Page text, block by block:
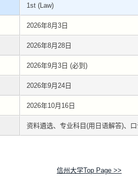
1st (Law)
2026年8月3日
2026年8月28日
2026年9月3日 (必到)
2026年9月24日
2026年10月16日
资料遴选、专业科目(用日语解答)、
信州大学Top Page >>